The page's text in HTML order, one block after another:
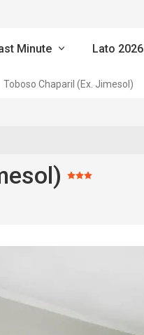
Minute Lato 2026
Toboso Chaparil (Ex. Jimesol)
Ocena: